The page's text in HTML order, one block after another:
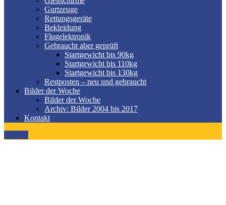
Gurtzeuge
Rettungsgeräte
Bekleidung
Flugelektronik
Gebraucht aber geprüft
Startgewicht bis 90kg
Startgewicht bis 110kg
Startgewicht bis 130kg
Restposten – neu und gebraucht
Bilder der Woche
Bilder der Woche
Archiv: Bilder 2004 bis 2017
Kontakt